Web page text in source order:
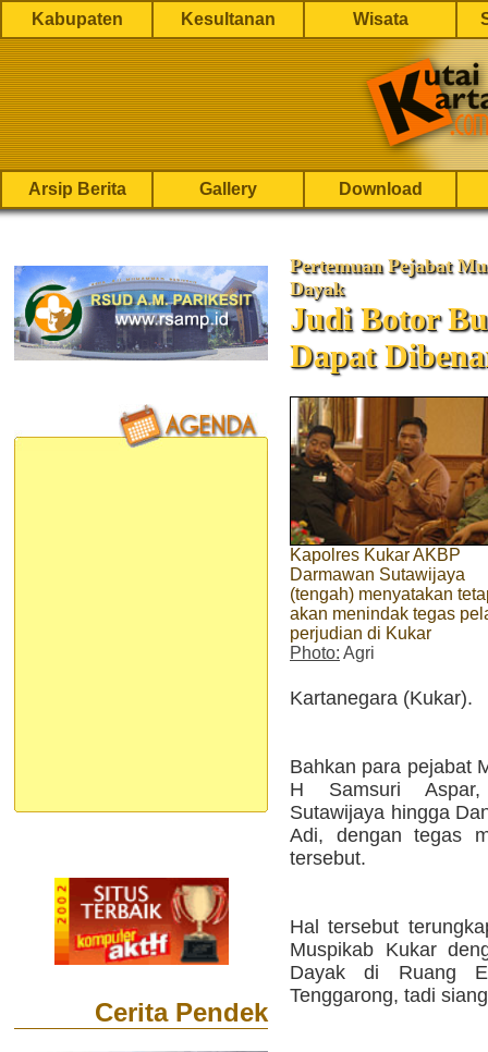
Kabupaten Kesultanan Wisata
Arsip Berita Gallery Download
Cerita Pendek
Pertemuan Pejabat
Dayak
Judi Botor
Dapat
Kapolres Kukar AKBP
Darmawan Sutawijaya
(tengah) menyatakan
akan menindak tegas
perjudian di Kukar
Photo: Agri
Kartanegara (Kukar).
Bahkan para pejabat
H Samsuri
Sutawijaya hingga
Adi, dengan tegas
tersebut.
Hal tersebut
Muspikab Kukar
Dayak di Ruang
Tenggarong, tadi